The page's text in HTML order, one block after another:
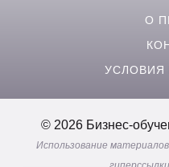
О
УСЛОВИЯ
© 2026 Бизнес-
Использование